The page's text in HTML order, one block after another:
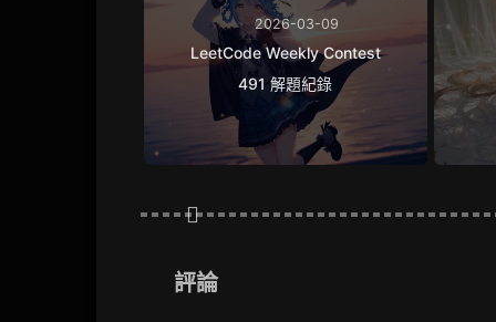
2026-03-09
LeetCode Weekly Contest
491 解題紀錄
評論